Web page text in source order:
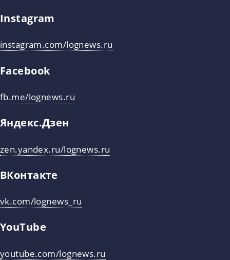
Instagram
instagram.com/lognews.ru
Facebook
fb.me/lognews.ru
Яндекс.Дзен
zen.yandex.ru/lognews.ru
ВКонтакте
vk.com/lognews_ru
YouTube
youtube.com/lognews.ru